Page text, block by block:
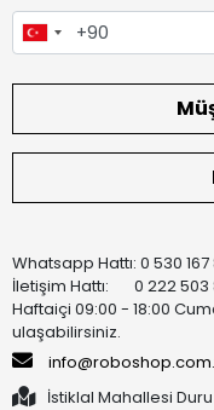
Whatsapp Hattı: 0 530 167
İletişim Hattı: 0 222 503
Haftaiçi 09:00 - 18:00
ulaşabilirsiniz.
İstiklal Mahallesi Duru